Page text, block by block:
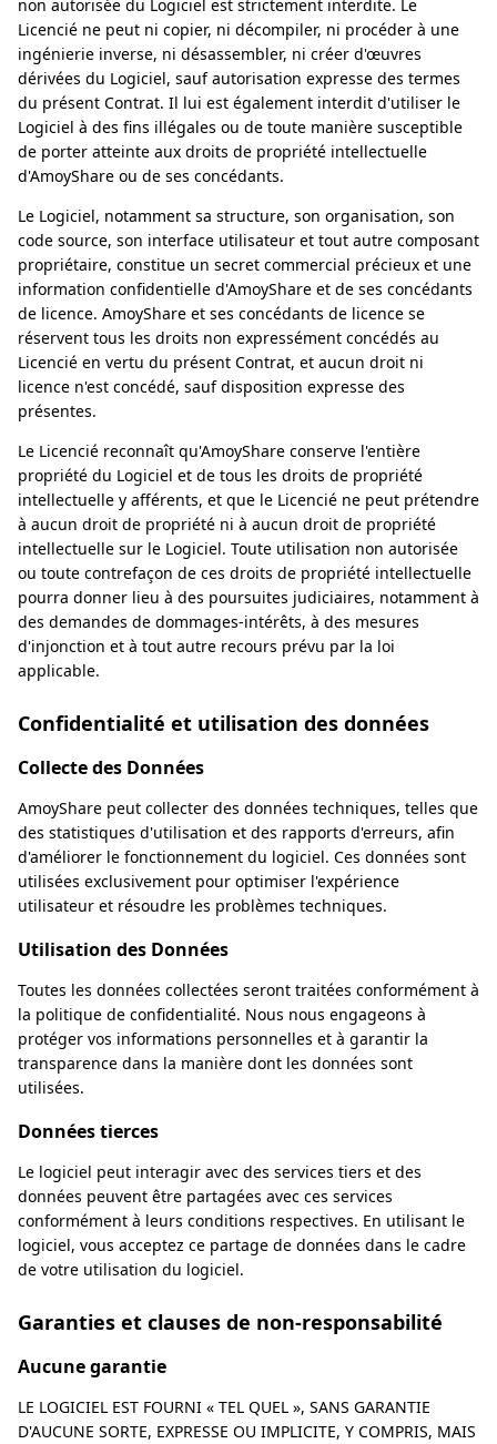
non autorisée du Logiciel est strictement interdite. Le
Licencié ne peut ni copier, ni décompiler, ni procéder à une
ingénierie inverse, ni désassembler, ni créer d'œuvres
dérivées du Logiciel, sauf autorisation expresse des termes
du présent Contrat. Il lui est également interdit d'utiliser le
Logiciel à des fins illégales ou de toute manière susceptible
de porter atteinte aux droits de propriété intellectuelle
d'AmoyShare ou de ses concédants.
Le Logiciel, notamment sa structure, son organisation, son
code source, son interface utilisateur et tout autre composant
propriétaire, constitue un secret commercial précieux et une
information confidentielle d'AmoyShare et de ses concédants
de licence. AmoyShare et ses concédants de licence se
réservent tous les droits non expressément concédés au
Licencié en vertu du présent Contrat, et aucun droit ni
licence n'est concédé, sauf disposition expresse des
présentes.
Le Licencié reconnaît qu'AmoyShare conserve l'entière
propriété du Logiciel et de tous les droits de propriété
intellectuelle y afférents, et que le Licencié ne peut prétendre
à aucun droit de propriété ni à aucun droit de propriété
intellectuelle sur le Logiciel. Toute utilisation non autorisée
ou toute contrefaçon de ces droits de propriété intellectuelle
pourra donner lieu à des poursuites judiciaires, notamment à
des demandes de dommages-intérêts, à des mesures
d'injonction et à tout autre recours prévu par la loi
applicable.
Confidentialité et utilisation des données
Collecte des Données
AmoyShare peut collecter des données techniques, telles que
des statistiques d'utilisation et des rapports d'erreurs, afin
d'améliorer le fonctionnement du logiciel. Ces données sont
utilisées exclusivement pour optimiser l'expérience
utilisateur et résoudre les problèmes techniques.
Utilisation des Données
Toutes les données collectées seront traitées conformément à
la politique de confidentialité. Nous nous engageons à
protéger vos informations personnelles et à garantir la
transparence dans la manière dont les données sont
utilisées.
Données tierces
Le logiciel peut interagir avec des services tiers et des
données peuvent être partagées avec ces services
conformément à leurs conditions respectives. En utilisant le
logiciel, vous acceptez ce partage de données dans le cadre
de votre utilisation du logiciel.
Garanties et clauses de non-responsabilité
Aucune garantie
LE LOGICIEL EST FOURNI « TEL QUEL », SANS GARANTIE
D'AUCUNE SORTE, EXPRESSE OU IMPLICITE, Y COMPRIS, MAIS